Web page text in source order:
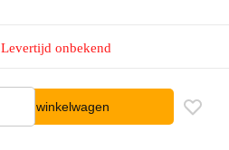
Levertijd onbekend
In winkelwagen